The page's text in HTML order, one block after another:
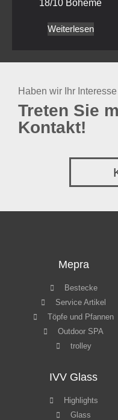
18/10 Boheme
Weiterlesen
Haben wir Ihr
Treten Sie
Kontakt!
Mepra
Bestecke
Service Artikel
Töpfe und Pfannen
Outdoor SPA
trolley
IVV Glass
Highlights
Glass